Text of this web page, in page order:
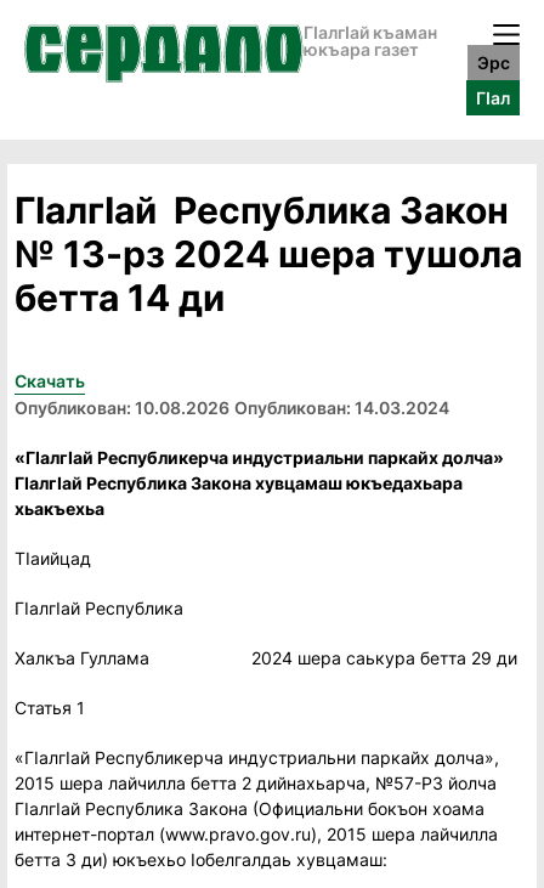
ГӀалгӀай къаман
юкъара газет
Эрс
ГӀал
ГIалгIай Республика Закон
№ 13-рз 2024 шера тушола
бетта 14 ди
Скачать
Опубликован: 10.08.2026 Опубликован: 14.03.2024
«ГIалгIай Республикерча индустриальни паркайх долча»
ГIалгIай Республика Закона хувцамаш юкъедахьара
хьакъехьа
ТIаийцад
ГIалгIай Республика
Халкъа Гуллама 2024 шера саькура бетта 29 ди
Статья 1
«ГIалгIай Республикерча индустриальни паркайх долча»,
2015 шера лайчилла бетта 2 дийнахьарча, №57-РЗ йолча
ГIалгIай Республика Закона (Официальни бокъон хоама
интернет-портал (www.pravo.gov.ru), 2015 шера лайчилла
бетта 3 ди) юкъехьо Iобелгалдаь хувцамаш: